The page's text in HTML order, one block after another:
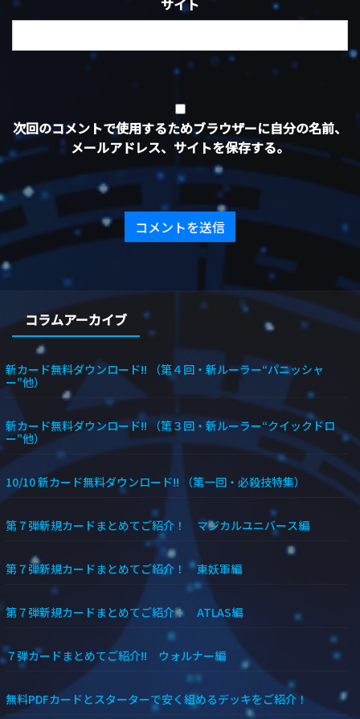
サイト
次回のコメントで使用するためブラウザーに自分の名前、
メールアドレス、サイトを保存する。
コラムアーカイブ
新カード無料ダウンロード!! （第４回・新ルーラー“パニッシャ
ー”他）
新カード無料ダウンロード!! （第３回・新ルーラー“クイックドロ
ー”他）
10/10 新カード無料ダウンロード!! （第一回・必殺技特集）
第７弾新規カードまとめてご紹介！ マジカルユニバース編
第７弾新規カードまとめてご紹介！ 東妖軍編
第７弾新規カードまとめてご紹介！ ATLAS編
７弾カードまとめてご紹介!! ウォルナー編
無料PDFカードとスターターで安く組めるデッキをご紹介！